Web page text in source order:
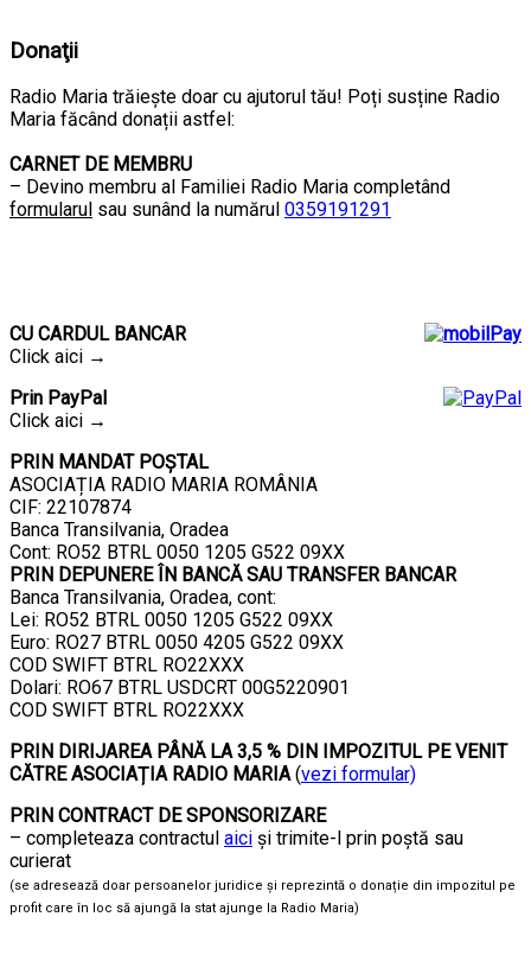
Donaţii
Radio Maria trăiește doar cu ajutorul tău! Poți susține Radio
Maria făcând donații astfel:
CARNET DE MEMBRU
– Devino membru al Familiei Radio Maria completând
formularul sau sunând la numărul 0359191291
CU CARDUL BANCAR
Click aici →
Prin PayPal
Click aici →
PRIN MANDAT POȘTAL
ASOCIAȚIA RADIO MARIA ROMÂNIA
CIF: 22107874
Banca Transilvania, Oradea
Cont: RO52 BTRL 0050 1205 G522 09XX
PRIN DEPUNERE ÎN BANCĂ SAU TRANSFER BANCAR
Banca Transilvania, Oradea, cont:
Lei: RO52 BTRL 0050 1205 G522 09XX
Euro: RO27 BTRL 0050 4205 G522 09XX
COD SWIFT BTRL RO22XXX
Dolari: RO67 BTRL USDCRT 00G5220901
COD SWIFT BTRL RO22XXX
PRIN DIRIJAREA PÂNĂ LA 3,5 % DIN IMPOZITUL PE VENIT
CĂTRE ASOCIAȚIA RADIO MARIA(vezi formular)
PRIN CONTRACT DE SPONSORIZARE
– completeaza contractul aici și trimite-l prin poștă sau
curierat
(se adresează doar persoanelor juridice și reprezintă o donație din impozitul pe
profit care în loc să ajungă la stat ajunge la Radio Maria)